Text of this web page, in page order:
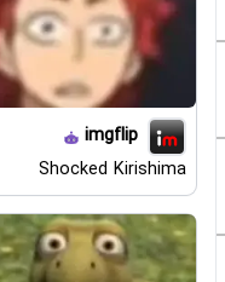
imgflip
Shocked Kirishima